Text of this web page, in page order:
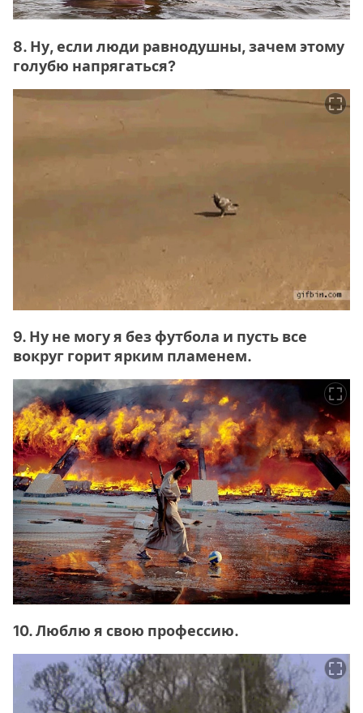
8. Ну, если люди равнодушны, зачем этому
голубю напрягаться?
9. Ну не могу я без футбола и пусть все
вокруг горит ярким пламенем.
10. Люблю я свою профессию.